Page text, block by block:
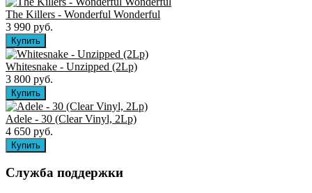
The Killers ‎- Wonderful Wonderful
3 990 руб.
Whitesnake - Unzipped (2Lp)
3 800 руб.
Adele - 30 (Clear Vinyl, 2Lp)
4 650 руб.
Служба поддержки